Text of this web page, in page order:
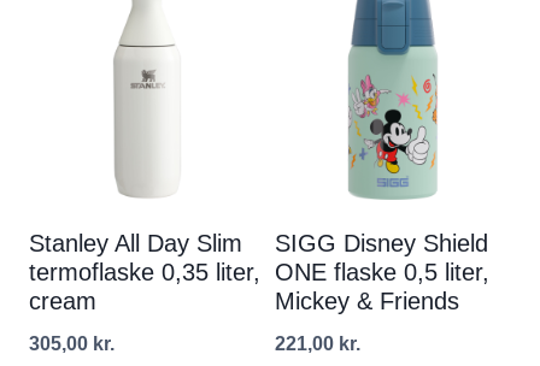
Stanley All Day Slim
termoflaske 0,35 liter,
cream
305,00 kr.
SIGG Disney Shield
ONE flaske 0,5 liter,
Mickey & Friends
221,00 kr.